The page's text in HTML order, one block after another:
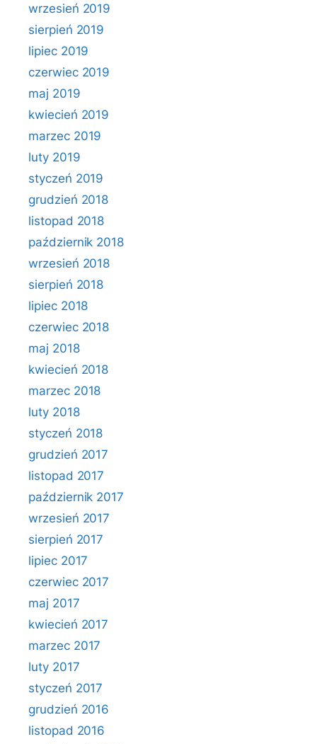
wrzesień 2019
sierpień 2019
lipiec 2019
czerwiec 2019
maj 2019
kwiecień 2019
marzec 2019
luty 2019
styczeń 2019
grudzień 2018
listopad 2018
październik 2018
wrzesień 2018
sierpień 2018
lipiec 2018
czerwiec 2018
maj 2018
kwiecień 2018
marzec 2018
luty 2018
styczeń 2018
grudzień 2017
listopad 2017
październik 2017
wrzesień 2017
sierpień 2017
lipiec 2017
czerwiec 2017
maj 2017
kwiecień 2017
marzec 2017
luty 2017
styczeń 2017
grudzień 2016
listopad 2016